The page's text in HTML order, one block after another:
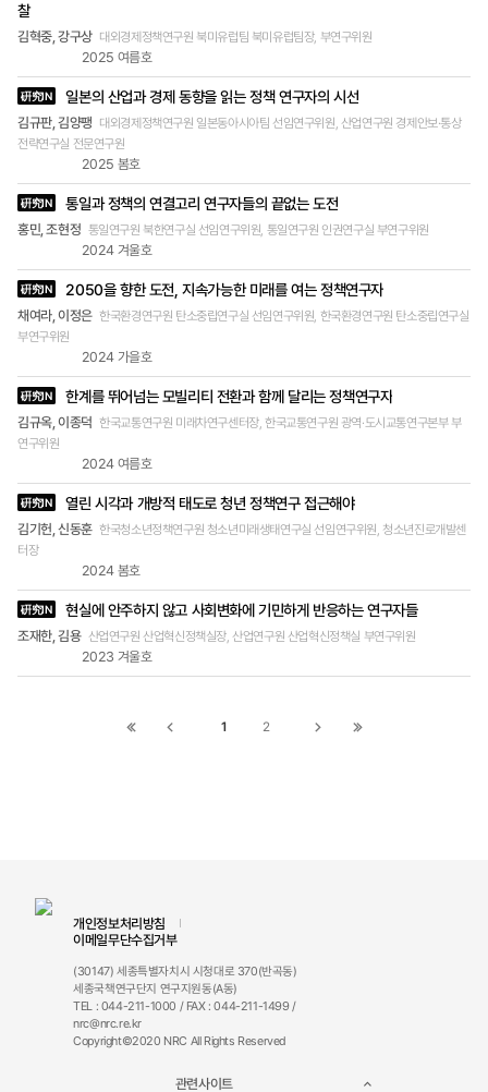
를 수용할 수 있을 것인가 하는, 그러니까 주한미군
대표적이라 할 수 있어요. 또 제주도 강정마을에 해
군기지가 들어설 때 지역주민들의 피해를 최소화하
고 좀 더 많은 혜택을 제공하는 방안을 연구하거나
요. 이런 연구과제들은 경제학처럼 수리적인 모형을
통해 정답을 도출하는 것이 아니라 이해관계자들 간
니다. 전봉경 1년 전쯤 영국의 브렉시트와 관련하여
지역균형 발전의 필요성에 대한 공감대 형성과 인식
의 전환을 위해 짧은 보고서를 작성했습니다. 일반
을 야기해 빚어진 결과라는 점을 들어 우리의 지역
발전정책에 대한 시사점을 제시하고자 했습니다. 또
한 ‘비수도권의 신산업 육성방안’을 주제로 한 연구
구방식은 류승한 본부장님의 말씀처럼 어떤 정답을
찾는 것이 아니라 수많은 사람들과의 인터뷰를 통해
현장의 문제점을 파악하고 알리는 역할을 한다고 봐
다뤘던 측면이 있는데 그에 대한 문제 제기를 했다
는 점에서 의미가 있지 않았나 생각해요. “우리가 가
고자 하는 지향점과 실제 현실을 매끄럽게 연결되도
토연구원 국토계획·지역연구본부장 정책연구자, 현
결국 현실을 개선하려는 데 목적을 두고 있다고 볼
데 제 생각에 국토연구원 연구자에게 가장 필요한
자세라고 봅니다. 전봉경 학술연구는 일반적으로 과
거의 문제점을 파악하고 이를 개선하려는 노력이라
지 고려한 대안을 내놓으려는 자세가 필요하다고 생
찰
김혁중, 강구상 대외경제정책연구원 북미유럽팀 북미유럽팀장, 부연구위원
2025 여름호
硏究IN 일본의 산업과 경제 동향을 읽는 정책 연구자의 시선
김규판, 김양팽 대외경제정책연구원 일본동아시아팀 선임연구위원, 산업연구원 경제안보·통상
전략연구실 전문연구원
2025 봄호
硏究IN 통일과 정책의 연결고리 연구자들의 끝없는 도전
홍민, 조현정 통일연구원 북한연구실 선임연구위원, 통일연구원 인권연구실 부연구위원
2024 겨울호
硏究IN 2050을 향한 도전, 지속가능한 미래를 여는 정책연구자
채여라, 이정은 한국환경연구원 탄소중립연구실 선임연구위원, 한국환경연구원 탄소중립연구실
부연구위원
2024 가을호
硏究IN 한계를 뛰어넘는 모빌리티 전환과 함께 달리는 정책연구자
김규옥, 이종덕 한국교통연구원 미래차연구센터장, 한국교통연구원 광역·도시교통연구본부 부
연구위원
2024 여름호
硏究IN 열린 시각과 개방적 태도로 청년 정책연구 접근해야
김기헌, 신동훈 한국청소년정책연구원 청소년미래생태연구실 선임연구위원, 청소년진로개발센
터장
2024 봄호
硏究IN 현실에 안주하지 않고 사회변화에 기민하게 반응하는 연구자들
조재한, 김용 산업연구원 산업혁신정책실장, 산업연구원 산업혁신정책실 부연구위원
2023 겨울호
첫
이전
1 2
다음
끝
개인정보처리방침
이메일무단수집거부
(30147) 세종특별자치시 시청대로 370(반곡동)
세종국책연구단지 연구지원동(A동)
TEL : 044-211-1000 / FAX : 044-211-1499 /
nrc@nrc.re.kr
Copyright©2020 NRC All Rights Reserved
관련사이트